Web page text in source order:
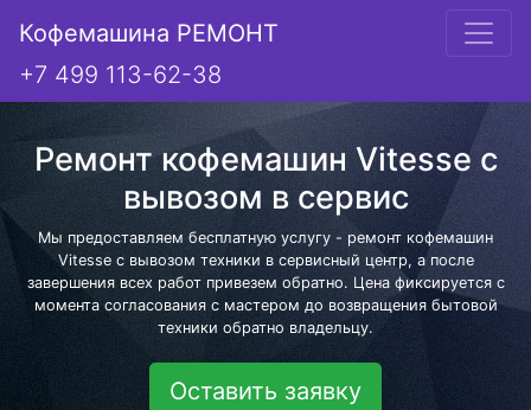
Кофемашина РЕМОНТ
+7 499 113-62-38
Ремонт кофемашин Vitesse с
вывозом в сервис
Мы предоставляем бесплатную услугу - ремонт кофемашин
Vitesse с вывозом техники в сервисный центр, а после
завершения всех работ привезем обратно. Цена фиксируется с
момента согласования с мастером до возвращения бытовой
техники обратно владельцу.
Оставить заявку